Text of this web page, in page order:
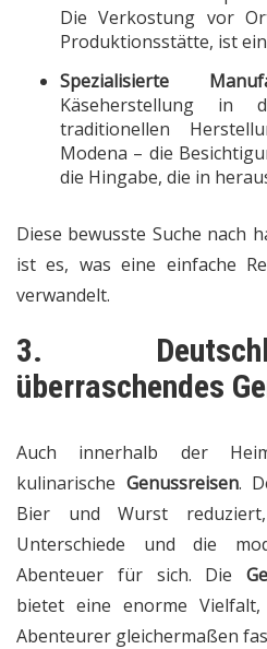
Die Verkostung vor
Produktionsstätte, ist
Spezialisierte
Käseherstellung in
traditionellen
Modena – die
die Hingabe, die in
Diese bewusste Suche nach
ist es, was eine einfache
verwandelt.
3.
überraschendes
Auch innerhalb der
kulinarische Genussreisen.
Bier und Wurst
Unterschiede und die
Abenteuer für sich. Die
bietet eine enorme Vielfalt,
Abenteurer gleichermaßen